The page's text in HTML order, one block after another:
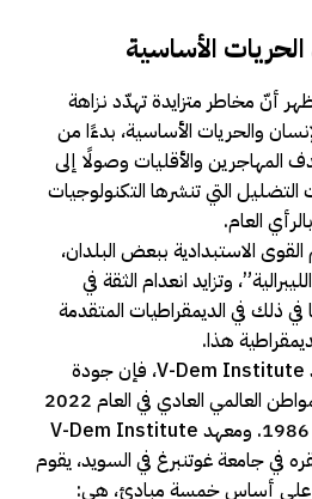
الأساسية
أنّ مخاطر متزايدة تهدّد نزاهة
والحريات الأساسية، بدءًا من
المهاجرين والأقليات وصولًا إلى
التي تنشرها التكنولوجيات
العام.
الاستبدادية ببعض البلدان،
وتزايد انعدام الثقة في
ذلك في الديمقراطيات المتقدمة
هذا.
ووفقًا لتقرير صدر عن معهد V-Dem Institute، فإن جودة
الديمقراطية التي تمتّع بها المواطن العالمي العادي في العام 2022
تراجعت إلى مستويات العام 1986. ومعهد V-Dem Institute
جامعة غوتنبرغ في السويد، يقوم
على أساس خمسة مبادئ، هي: